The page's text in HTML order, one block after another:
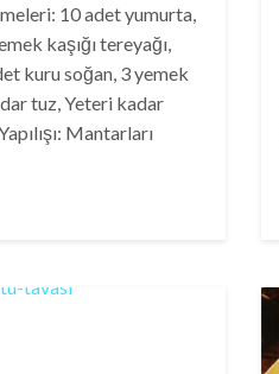
10 adet yumurta,
kaşığı tereyağı,
kuru soğan, 3 yemek
tuz, Yeteri kadar
Mantarları